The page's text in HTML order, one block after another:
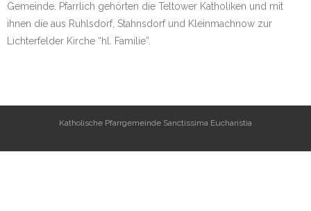
Gemeinde. Pfarrlich gehörten die Teltower Katholiken und mit
ihnen die aus Ruhlsdorf, Stahnsdorf und Kleinmachnow zur
Lichterfelder Kirche “hl. Familie”.
Katholische Pfarrgemeinde Sanctissima Eucharistia